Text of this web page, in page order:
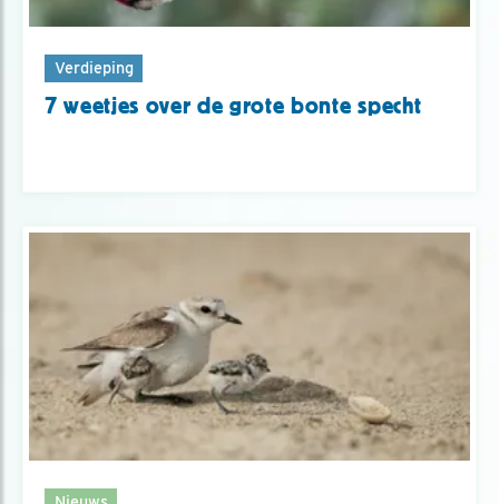
Verdieping
7 weetjes over de grote bonte specht